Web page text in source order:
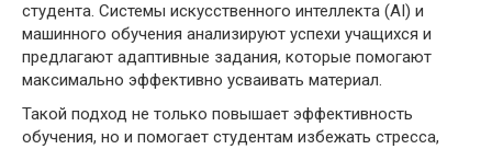
студента. Системы искусственного интеллекта (AI) и
машинного обучения анализируют успехи учащихся и
предлагают адаптивные задания, которые помогают
максимально эффективно усваивать материал.
Такой подход не только повышает эффективность
обучения, но и помогает студентам избежать стресса,